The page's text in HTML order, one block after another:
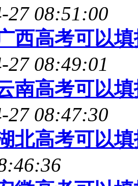
27 08:51:00
西高考可以
27 08:49:01
南高考可以
27 08:47:30
北高考可以